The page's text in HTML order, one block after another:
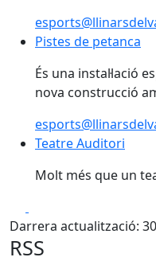
Pistes de petanca
Pistes de petanca
És una instal·lació
nova construcció
Teatre Auditori
Teatre Auditori
Molt més que un
Darrera actualització:
RSS